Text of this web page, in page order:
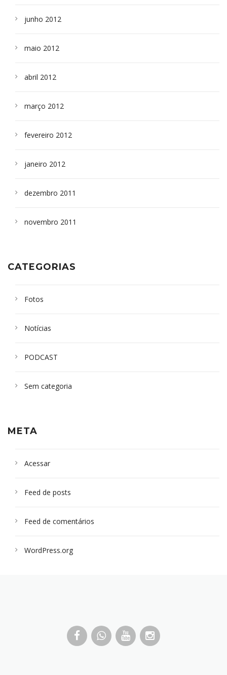
junho 2012
maio 2012
abril 2012
março 2012
fevereiro 2012
janeiro 2012
dezembro 2011
novembro 2011
CATEGORIAS
Fotos
Notícias
PODCAST
Sem categoria
META
Acessar
Feed de posts
Feed de comentários
WordPress.org